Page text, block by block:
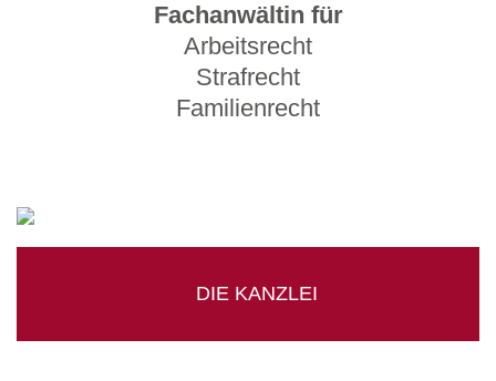
Fachanwältin für
Arbeitsrecht
Strafrecht
Familienrecht
DIE KANZLEI